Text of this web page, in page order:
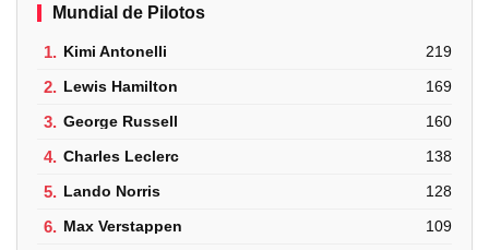
Mundial de Pilotos
1. Kimi Antonelli 219
2. Lewis Hamilton 169
3. George Russell 160
4. Charles Leclerc 138
5. Lando Norris 128
6. Max Verstappen 109